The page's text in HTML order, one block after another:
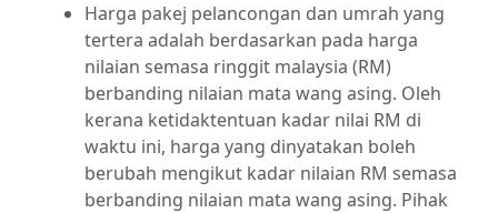
Harga pakej pelancongan dan umrah yang
tertera adalah berdasarkan pada harga
nilaian semasa ringgit malaysia (RM)
berbanding nilaian mata wang asing. Oleh
kerana ketidaktentuan kadar nilai RM di
waktu ini, harga yang dinyatakan boleh
berubah mengikut kadar nilaian RM semasa
berbanding nilaian mata wang asing. Pihak